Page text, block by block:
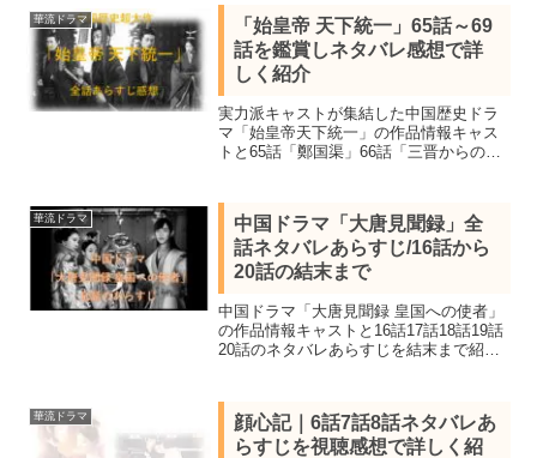
生回数が早々に21億回を突破した話題
作。
華流ドラマ
「始皇帝 天下統一」65話～69
話を鑑賞しネタバレ感想で詳
しく紹介
実力派キャストが集結した中国歴史ドラ
マ「始皇帝天下統一」の作品情報キャス
トと65話「鄭国渠」66話「三晋からの移
を交え結末まで紹介。中国史上初の天下
統一を果たした嬴政の生涯を描いた作品
華流ドラマ
中国ドラマ「大唐見聞録」全
話ネタバレあらすじ/16話から
20話の結末まで
中国ドラマ「大唐見聞録 皇国への使者」
の作品情報キャストと16話17話18話19話
20話のネタバレあらすじを結末まで紹
いされ婚姻届きに辛月の名前を書いて救
う。玄武門の変の真相が明らかに。
華流ドラマ
顔心記｜6話7話8話ネタバレあ
らすじを視聴感想で詳しく紹